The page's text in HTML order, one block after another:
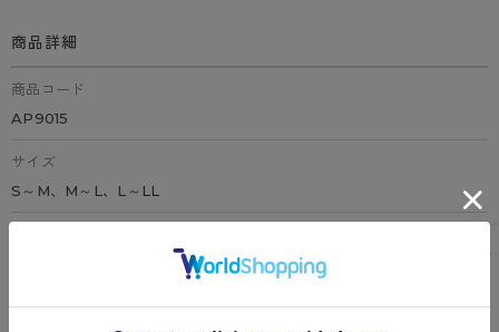
商品詳細
商品コード
AP9015
サイズ
S～M、M～L、L～LL
全4色（シアーベージュ、ベビーベージュ、ヌーディベージュ、ブラッ